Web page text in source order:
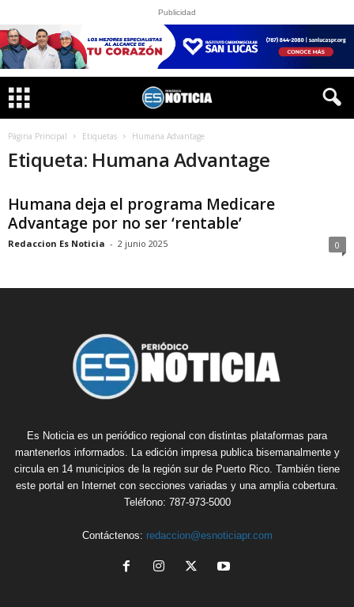
Publicidad
Página Principal Etiquetas Humana Advantage
Etiqueta: Humana Advantage
Humana deja el programa Medicare
Advantage por no ser ‘rentable’
Redaccion Es Noticia - 2 junio 2025 0
Es Noticia es un periódico regional con distintas plataformas para
mantenerlos informados. La edición impresa publica bisemanalmente y
circula en 14 municipios de la región sur de Puerto Rico. También tiene
este portal en Internet con secciones variadas y una amplia cobertura.
Teléfono: 787-973-5000
Contáctenos: redaccion@esnoticiapr.com